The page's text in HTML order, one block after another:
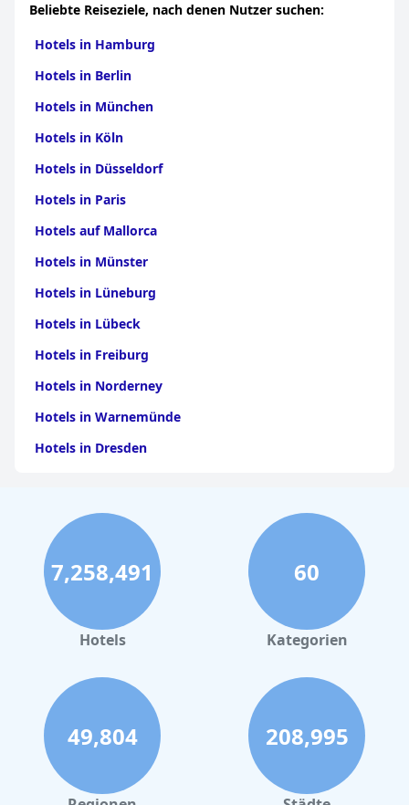
Beliebte Reiseziele, nach denen Nutzer suchen:
Hotels in Hamburg
Hotels in Berlin
Hotels in München
Hotels in Köln
Hotels in Düsseldorf
Hotels in Paris
Hotels auf Mallorca
Hotels in Münster
Hotels in Lüneburg
Hotels in Lübeck
Hotels in Freiburg
Hotels in Norderney
Hotels in Warnemünde
Hotels in Dresden
Hotels in Stuttgart
Hotels in Leipzig
Hotels in Bamberg
Hotels in Nürnberg
Hotels in Büsum
Hotels in Tegernsee
Hotels in Trier
Hotels in Wangerooge
Hotels in Magdeburg
7,258,491
Hotels
60
Kategorien
49,804 208,995